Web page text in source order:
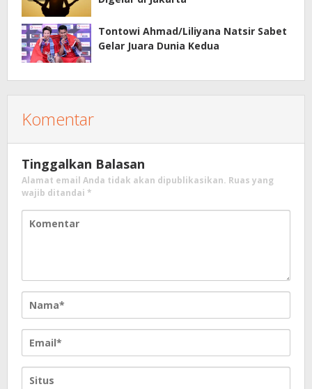
Tontowi Ahmad/Liliyana Natsir Sabet
Gelar Juara Dunia Kedua
Komentar
Tinggalkan Balasan
Alamat email Anda tidak akan dipublikasikan. Ruas yang
wajib ditandai *